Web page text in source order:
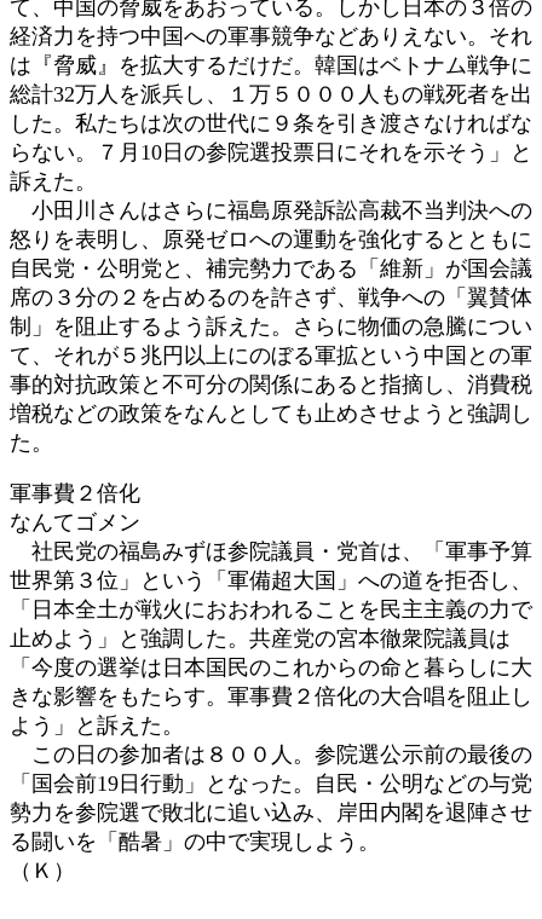
て、中国の脅威をあおっている。しかし日本の３倍の
経済力を持つ中国への軍事競争などありえない。それ
は『脅威』を拡大するだけだ。韓国はベトナム戦争に
総計32万人を派兵し、１万５０００人もの戦死者を出
した。私たちは次の世代に９条を引き渡さなければな
らない。７月10日の参院選投票日にそれを示そう」と
訴えた。
小田川さんはさらに福島原発訴訟高裁不当判決への
怒りを表明し、原発ゼロへの運動を強化するとともに
自民党・公明党と、補完勢力である「維新」が国会議
席の３分の２を占めるのを許さず、戦争への「翼賛体
制」を阻止するよう訴えた。さらに物価の急騰につい
て、それが５兆円以上にのぼる軍拡という中国との軍
事的対抗政策と不可分の関係にあると指摘し、消費税
増税などの政策をなんとしても止めさせようと強調し
た。
軍事費２倍化
なんてゴメン
社民党の福島みずほ参院議員・党首は、「軍事予算
世界第３位」という「軍備超大国」への道を拒否し、
「日本全土が戦火におおわれることを民主主義の力で
止めよう」と強調した。共産党の宮本徹衆院議員は
「今度の選挙は日本国民のこれからの命と暮らしに大
きな影響をもたらす。軍事費２倍化の大合唱を阻止し
よう」と訴えた。
この日の参加者は８００人。参院選公示前の最後の
「国会前19日行動」となった。自民・公明などの与党
勢力を参院選で敗北に追い込み、岸田内閣を退陣させ
る闘いを「酷暑」の中で実現しよう。
（Ｋ）